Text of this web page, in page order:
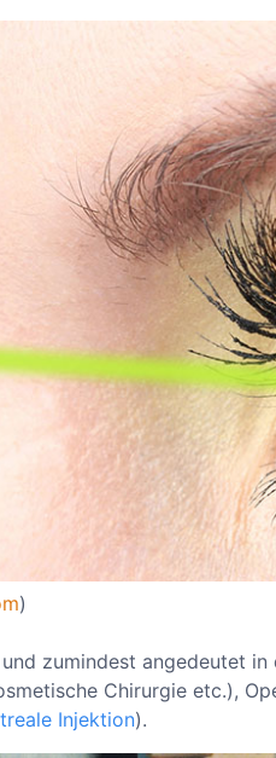
)
zumindest angedeutet in
Chirurgie etc.),
Injektion).